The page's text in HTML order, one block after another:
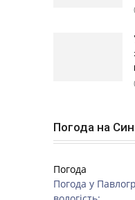
Погода на
Погода
Погода у